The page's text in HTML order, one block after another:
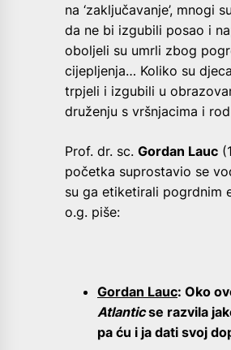
na ‘zaključavanje’, mnogi
da ne bi izgubili posao i
oboljeli su umrli zbog
cijepljenja… Koliko su
trpjeli i izgubili u
druženju s vršnjacima i
Prof. dr. sc. Gordan Lauc
početka suprostavio se
su ga etiketirali pogrdnim
o.g. piše:
Gordan Lauc: Oko
Atlanticse razvila
pa ću i ja dati svoj